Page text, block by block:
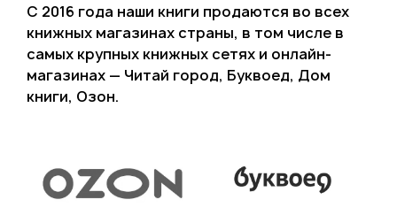
С 2016 года наши книги продаются во всех
книжных магазинах страны, в том числе в
самых крупных книжных сетях и онлайн-
магазинах — Читай город, Буквоед, Дом
книги, Озон.